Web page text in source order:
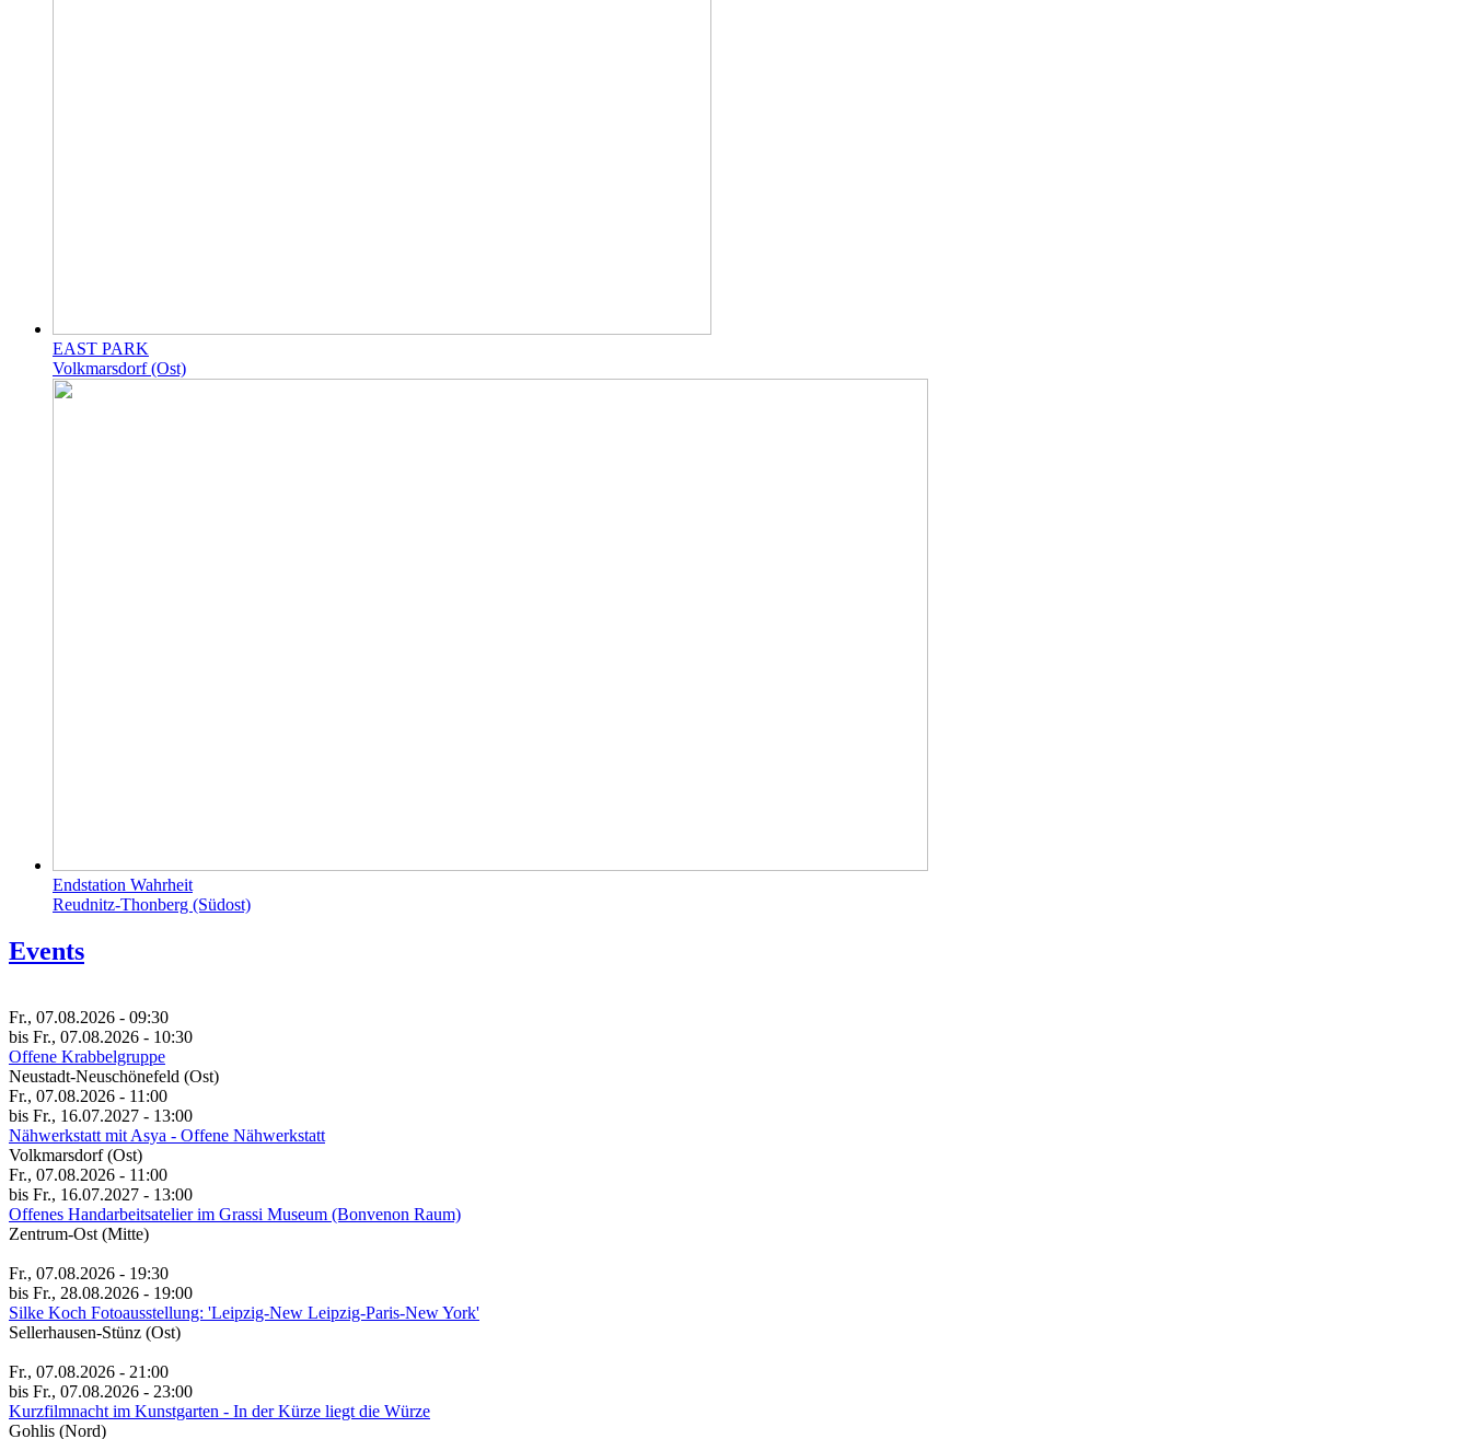
EAST PARK
Volkmarsdorf (Ost)
Endstation Wahrheit
Reudnitz-Thonberg (Südost)
Events
Fr., 07.08.2026 - 09:30
bis Fr., 07.08.2026 - 10:30
Offene Krabbelgruppe
Neustadt-Neuschönefeld (Ost)
Fr., 07.08.2026 - 11:00
bis Fr., 16.07.2027 - 13:00
Nähwerkstatt mit Asya - Offene Nähwerkstatt
Volkmarsdorf (Ost)
Fr., 07.08.2026 - 11:00
bis Fr., 16.07.2027 - 13:00
Of­fe­nes Hand­a­r­beit­s­ate­li­er im Gras­si Mu­se­um (Bon­ve­non Raum)
Zentrum-Ost (Mitte)
Fr., 07.08.2026 - 19:30
bis Fr., 28.08.2026 - 19:00
Silke Koch Fotoausstellung: 'Leipzig-New Leipzig-Paris-New York'
Sellerhausen-Stünz (Ost)
Fr., 07.08.2026 - 21:00
bis Fr., 07.08.2026 - 23:00
Kurzfilmnacht im Kunstgarten - In der Kürze liegt die Würze
Gohlis (Nord)